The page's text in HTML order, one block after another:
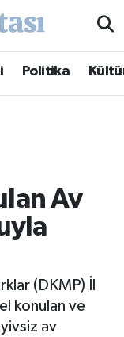
Politika
Av
(DKMP) İl
konulan ve
av